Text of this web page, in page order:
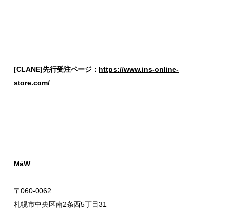
[CLANE]先行受注ページ： https://www.ins-online-
store.com/
MāW
〒060-0062
札幌市中央区南2条西5丁目31